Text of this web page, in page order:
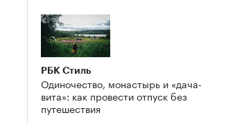
РБК Стиль
Одиночество, монастырь и «дача-
вита»: как провести отпуск без
путешествия